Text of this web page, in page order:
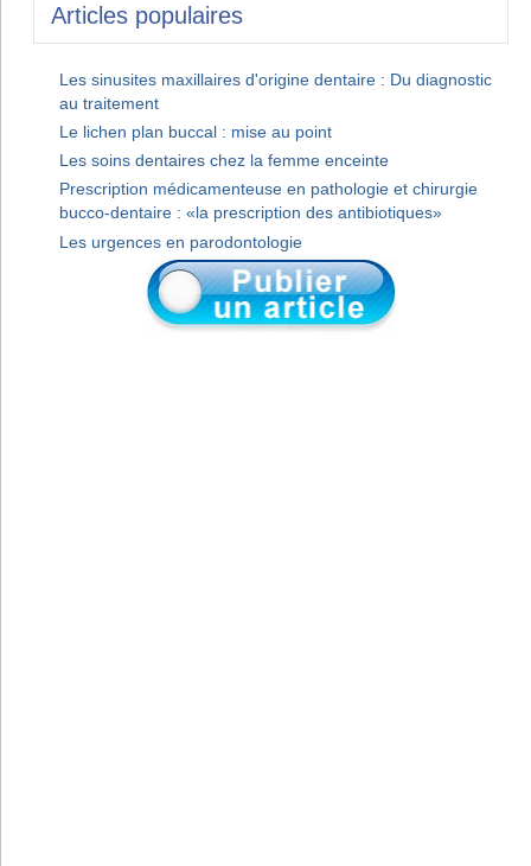
Articles populaires
Les sinusites maxillaires d'origine dentaire : Du diagnostic
au traitement
Le lichen plan buccal : mise au point
Les soins dentaires chez la femme enceinte
Prescription médicamenteuse en pathologie et chirurgie
bucco-dentaire : «la prescription des antibiotiques»
Les urgences en parodontologie